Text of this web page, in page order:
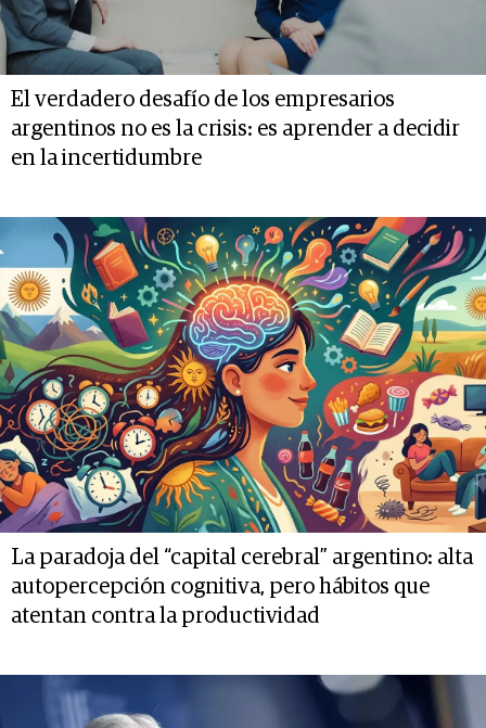
El verdadero desafío de los empresarios
argentinos no es la crisis: es aprender a decidir
en la incertidumbre
La paradoja del “capital cerebral” argentino: alta
autopercepción cognitiva, pero hábitos que
atentan contra la productividad